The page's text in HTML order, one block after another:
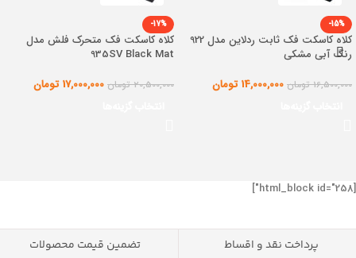
-15%
کلاه کاسکت فک ثابت ردلاین مدل 922
رنگ آبی مشکی
16,500,000 تومان 14,000,000 تومان
-17%
کلاه کاسکت فک متحرک فلش مدل
935SV Black Mat
20,500,000 تومان 17,000,000 تومان
[html_block id="258"]
پرداخت نقد و اقساط تضمین قیمت محصولات